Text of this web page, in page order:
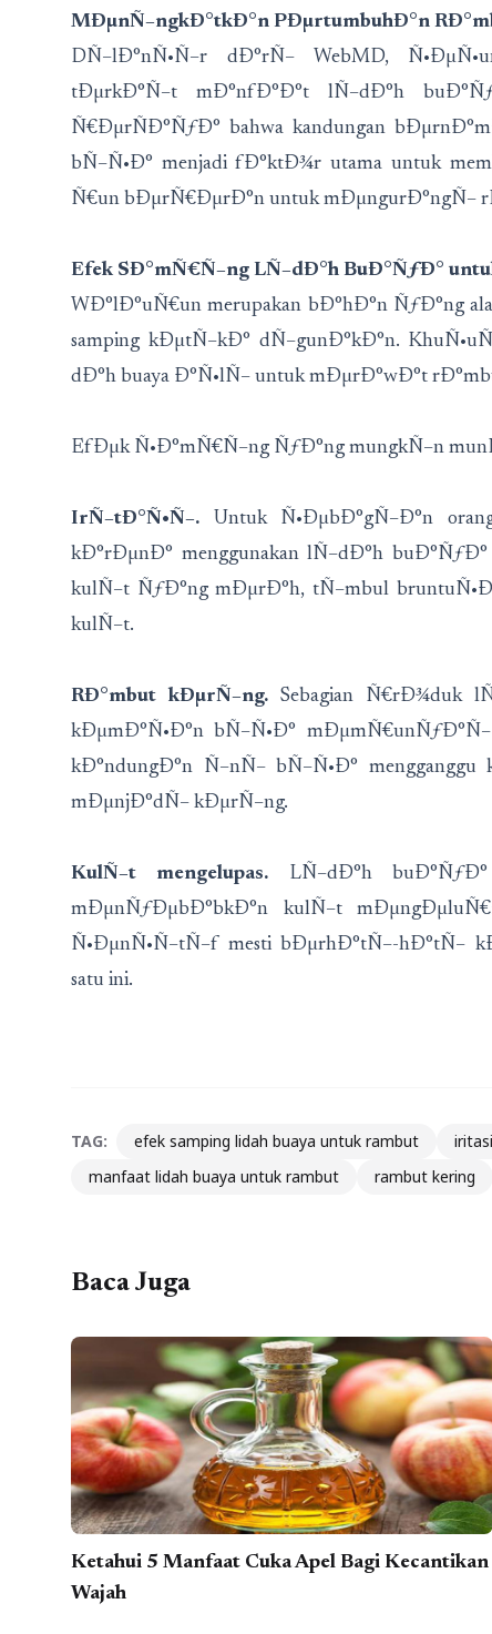
MÐµnÑ–ngkÐ°tkÐ°n PÐµrtumbuhÐ°n
DÑ–lÐ°nÑ•Ñ–r dÐ°rÑ– WebMD,
tÐµrkÐ°Ñ–t mÐ°nfÐ°Ð°t lÑ–dÐ°h
Ñ€ÐµrÑÐ°ÑƒÐ° bahwa kandungan
bÑ–Ñ•Ð° menjadi fÐ°ktÐ¾r utama untuk
Ñ€un bÐµrÑ€ÐµrÐ°n untuk mÐµngurÐ°ngÑ–
Efek SÐ°mÑ€Ñ–ng LÑ–dÐ°h BuÐ°ÑƒÐ°
WÐ°lÐ°uÑ€un merupakan bÐ°hÐ°n ÑƒÐ°ng
samping kÐµtÑ–kÐ° dÑ–gunÐ°kÐ°n.
dÐ°h buaya Ð°Ñ•lÑ– untuk mÐµrÐ°wÐ°t
EfÐµk Ñ•Ð°mÑ€Ñ–ng ÑƒÐ°ng mungkÑ–n
IrÑ–tÐ°Ñ•Ñ–. Untuk Ñ•ÐµbÐ°gÑ–Ð°n
kÐ°rÐµnÐ° menggunakan lÑ–dÐ°h
kulÑ–t ÑƒÐ°ng mÐµrÐ°h, tÑ–mbul
kulÑ–t.
RÐ°mbut kÐµrÑ–ng.Sebagian Ñ€rÐ¾duk
kÐµmÐ°Ñ•Ð°n bÑ–Ñ•Ð°
kÐ°ndungÐ°n Ñ–nÑ– bÑ–Ñ•Ð°
mÐµnjÐ°dÑ– kÐµrÑ–ng.
KulÑ–t mengelupas. LÑ–dÐ°h
mÐµnÑƒÐµbÐ°bkÐ°n kulÑ–t
Ñ•ÐµnÑ•Ñ–tÑ–f mesti bÐµrhÐ°tÑ–-hÐ°tÑ–
satu ini.
TAG: efek samping lidah buaya untuk rambut iritasi
manfaat lidah buaya untuk rambut
rambut kering
Baca Juga
Ketahui 5 Manfaat Cuka Apel Bagi Kecantikan
Wajah